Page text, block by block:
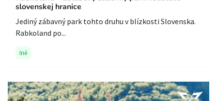
slovenskej hranice
Jediný zábavný park tohto druhu v blízkosti Slovenska.
Rabkoland po...
Iné